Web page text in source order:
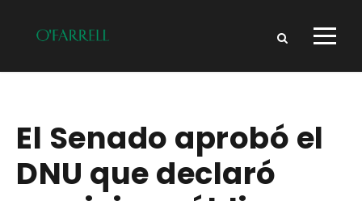
El Senado aprobó el
DNU que declaró